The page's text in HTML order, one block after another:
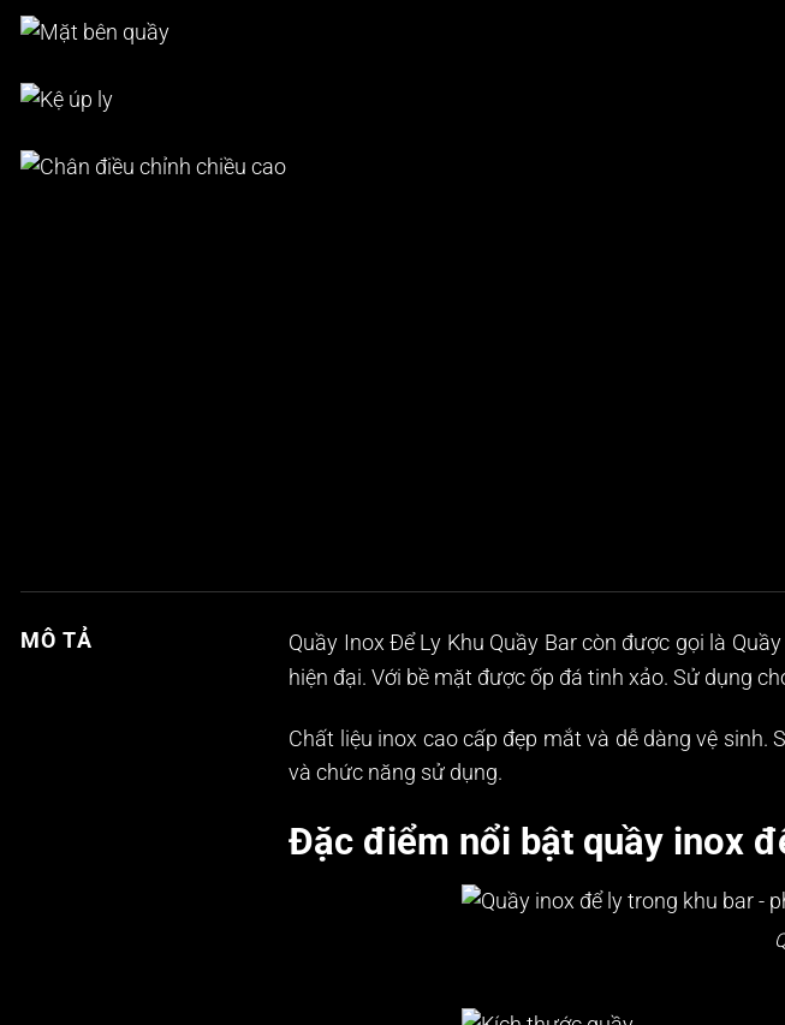
MÔ TẢ Quầy Inox Để Ly Khu Quầy Barcòn được gọi là
hiện đại. Với bề mặt được ốp đá tinh xảo. Sử dụng
Chất liệu inox cao cấp đẹp mắt và dễ dàng vệ
và chức năng sử dụng.
Đặc điểm nổi bật quầy inox